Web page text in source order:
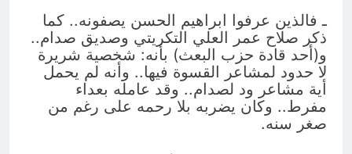
ـ فالذين عرفوا ابراهيم الحسن يصفونه.. كما
ذكر صلاح عمر العلي التكريتي وصديق صدام..
و(أحد قادة حزب البعث) بأنه: شخصية شريرة
لا حدود لمشاعر القسوة فيها.. وأنه لم يحمل
أية مشاعر ود لصدام.. وقد عامله بعداء
مفرط.. وكان يضربه بلا رحمه على رغم من
صغر سنه.